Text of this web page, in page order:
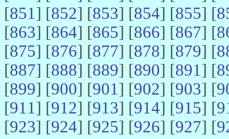
[851] [852] [853] [854] [855] [
[863] [864] [865] [866] [867] [
[875] [876] [877] [878] [879] [
[887] [888] [889] [890] [891] [
[899] [900] [901] [902] [903] [
[911] [912] [913] [914] [915] [
[923] [924] [925] [926] [927] [